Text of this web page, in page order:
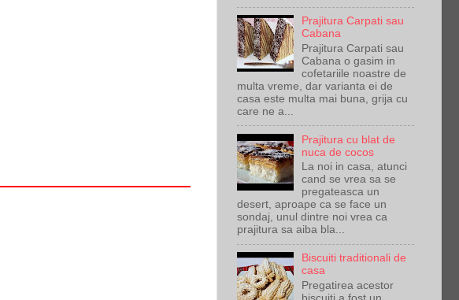
Prajitura Carpati sau
Cabana
Prajitura Carpati sau
Cabana o gasim in
cofetariile noastre de
multa vreme, dar varianta ei de
casa este multa mai buna, grija cu
care ne a...
Prajitura cu blat de
nuca de cocos
La noi in casa, atunci
cand se vrea sa se
pregateasca un
desert, aproape ca se face un
sondaj, unul dintre noi vrea ca
prajitura sa aiba bla...
Biscuiti traditionali de
casa
Pregatirea acestor